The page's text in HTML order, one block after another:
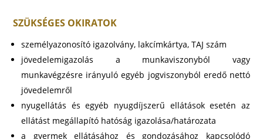
SZÜKSÉGES OKIRATOK
személyazonosító igazolvány, lakcímkártya, TAJ szám
jövedelemigazolás a munkaviszonyból vagy
munkavégzésre irányuló egyéb jogviszonyból eredő nettó
jövedelemről
nyugellátás és egyéb nyugdíjszerű ellátások esetén az
ellátást megállapító hatóság igazolása/határozata
a gyermek ellátásához és gondozásához kapcsolódó